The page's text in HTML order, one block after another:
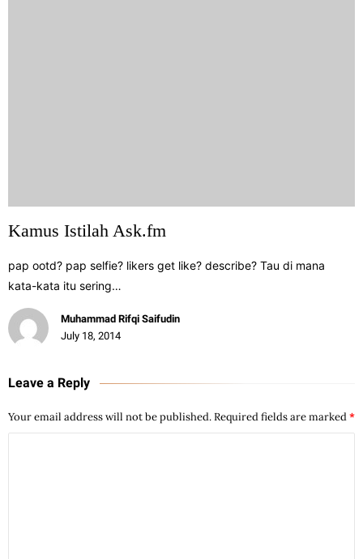
Kamus Istilah Ask.fm
pap ootd? pap selfie? likers get like? describe? Tau di mana
kata-kata itu sering…
Muhammad Rifqi Saifudin
July 18, 2014
Leave a Reply
Your email address will not be published.Required fields are marked*